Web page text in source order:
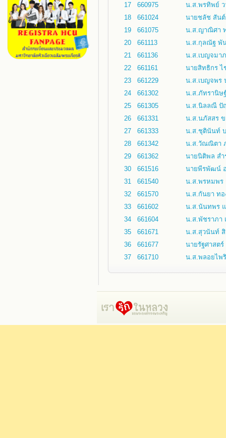
17
660975
น.ส.พรทิพย์
18
661024
นายชลัช สัน
19
661075
น.ส.ญาณิศา พ
20
661113
น.ส.กุลณัฐ พั
21
661136
น.ส.เบญจมา
22
661161
นายสิทธิกร ไ
23
661229
น.ส.เบญจพร
24
661302
น.ส.ภัทรานิษ
25
661305
น.ส.นิลลณี ปั
26
661331
น.ส.นภัสสร ข
27
661333
น.ส.ชุตินันท์
28
661342
น.ส.วัณณิตา
29
661362
นายนิติพล สำ
30
661516
นายพีรพัฒน์
31
661540
น.ส.พรหมพร
32
661570
น.ส.กันยา ทอ
33
661602
น.ส.นันทพร แ
34
661604
น.ส.พัชราภา
35
661671
น.ส.สุวนันท์ สิ
36
661677
นายรัฐศาสตร์
37
661710 น.ส.พลอยไพ